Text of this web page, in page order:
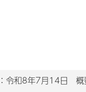
令和8年7月14日 概